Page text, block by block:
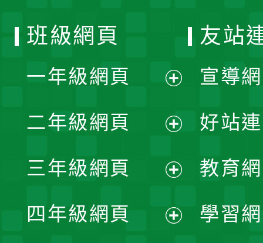
班級網頁
一年級網頁
開
選
單
二年級網頁
開
選
三年級網頁
開
四年級網頁
友站
宣導
好站
教育
學習